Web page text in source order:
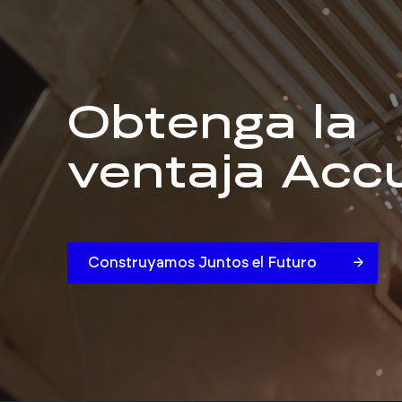
Obtenga la
ventaja
Construyamos Juntos el Futuro